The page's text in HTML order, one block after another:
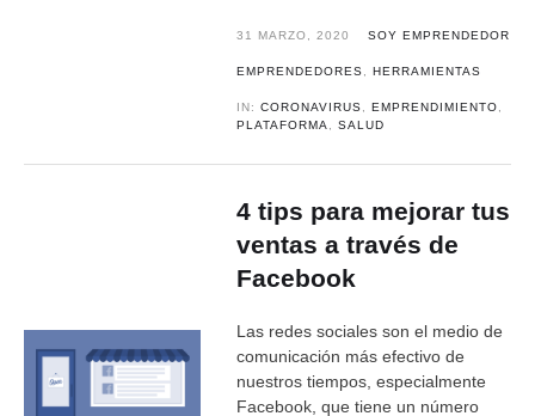
31 MARZO, 2020 SOY EMPRENDEDOR
EMPRENDEDORES ,HERRAMIENTAS
IN:CORONAVIRUS ,EMPRENDIMIENTO
PLATAFORMA
,SALUD
4 tips para mejorar tus
ventas a través de
Facebook
Las redes sociales son el medio de
comunicación más efectivo de
nuestros tiempos, especialmente
Facebook, que tiene un número